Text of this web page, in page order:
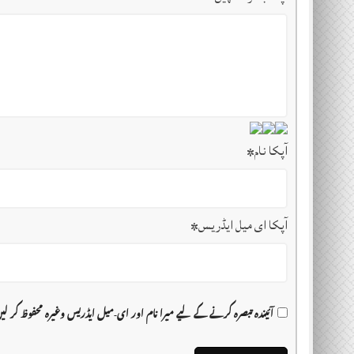
آپکا نام*
آپکا ای میل ایڈریس*
آئیندہ تبصرہ کرنے کے لیے میرا نام اور ای-میل ایڈریس وغیرہ محفوظ کر